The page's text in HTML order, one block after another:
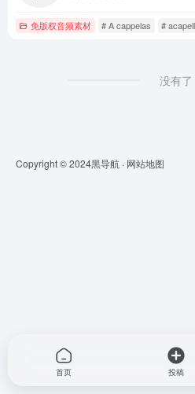
免版权音频素材 # A cappelas #
没有了
Copyright © 2024黑导航 · 网站地图
首页 投稿